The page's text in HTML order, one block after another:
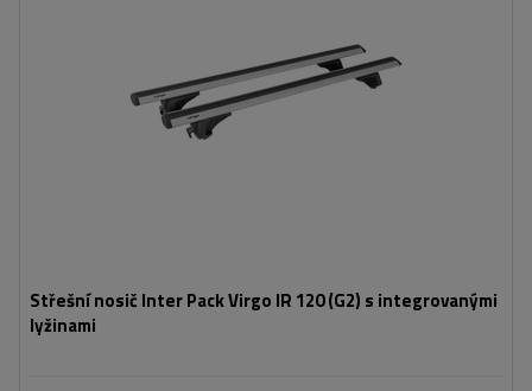
Střešní nosič Inter Pack Virgo IR 120 (G2) s integrovanými
lyžinami